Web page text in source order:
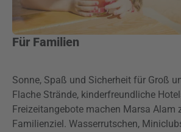
Für Familien
Sonne, Spaß und Sicherheit für Groß
Flache Strände, kinderfreundliche
Freizeitangebote machen Marsa Alam
Familienziel. Wasserrutschen,